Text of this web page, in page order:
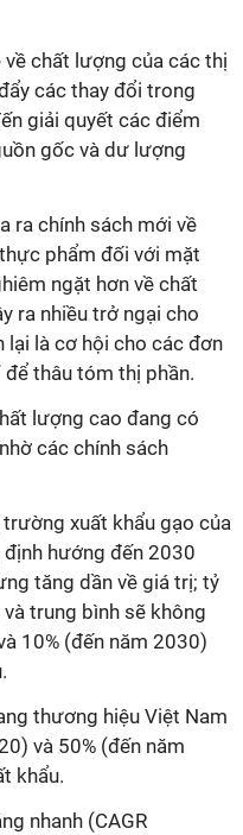
chất lượng của các thị
các thay đổi trong
giải quyết các điểm
gốc và dư lượng
ra chính sách mới về
phẩm đối với mặt
ngặt hơn về chất
ra nhiều trở ngại cho
lại là cơ hội cho các đơn
để thâu tóm thị phần.
lượng cao đang có
các chính sách
xuất khẩu gạo của
hướng đến 2030
tăng dần về giá trị; tỷ
trung bình sẽ không
10% (đến năm 2030)
thương hiệu Việt Nam
và 50% (đến năm
khẩu.
nhanh (CAGR